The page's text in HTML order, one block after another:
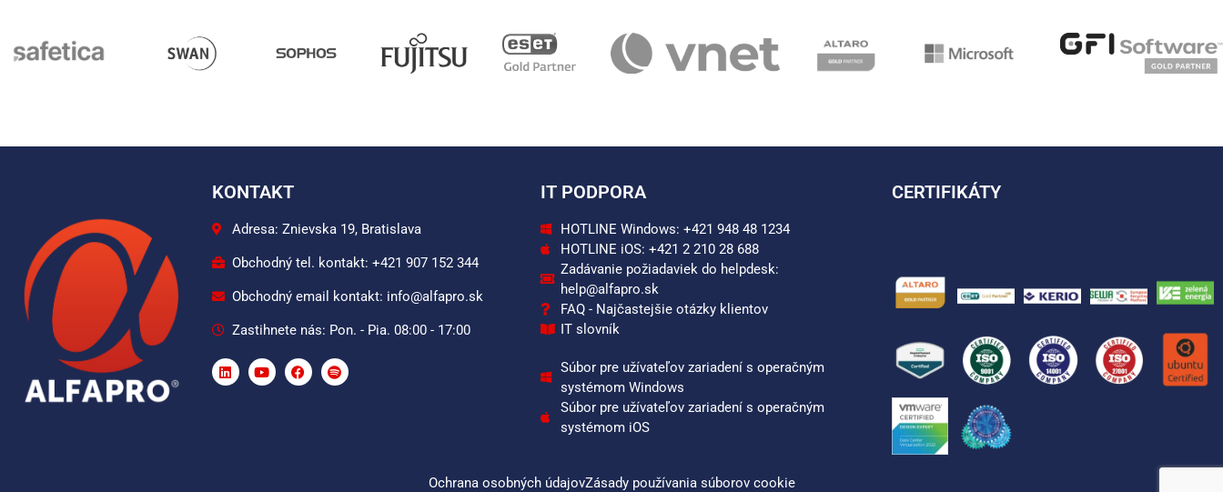
KONTAKT
Adresa: Znievska 19, Bratislava
Obchodný tel. kontakt: +421 907 152 344
Obchodný email kontakt: info@alfapro.sk
Zastihnete nás: Pon. - Pia. 08:00 - 17:00
IT PODPORA
HOTLINE Windows: +421 948 48 1234
HOTLINE iOS: +421 2 210 28 688
Zadávanie požiadaviek do helpdesk:
help@alfapro.sk
FAQ - Najčastejšie otázky klientov
IT slovník
Súbor pre užívateľov zariadení s operačným
systémom Windows
Súbor pre užívateľov zariadení s operačným
systémom iOS
CERTIFIKÁTY
Ochrana osobných údajovZásady používania súborov cookie